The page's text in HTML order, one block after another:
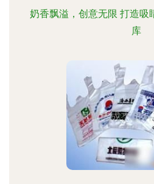
奶香飘溢，创意无限 打造吸
库